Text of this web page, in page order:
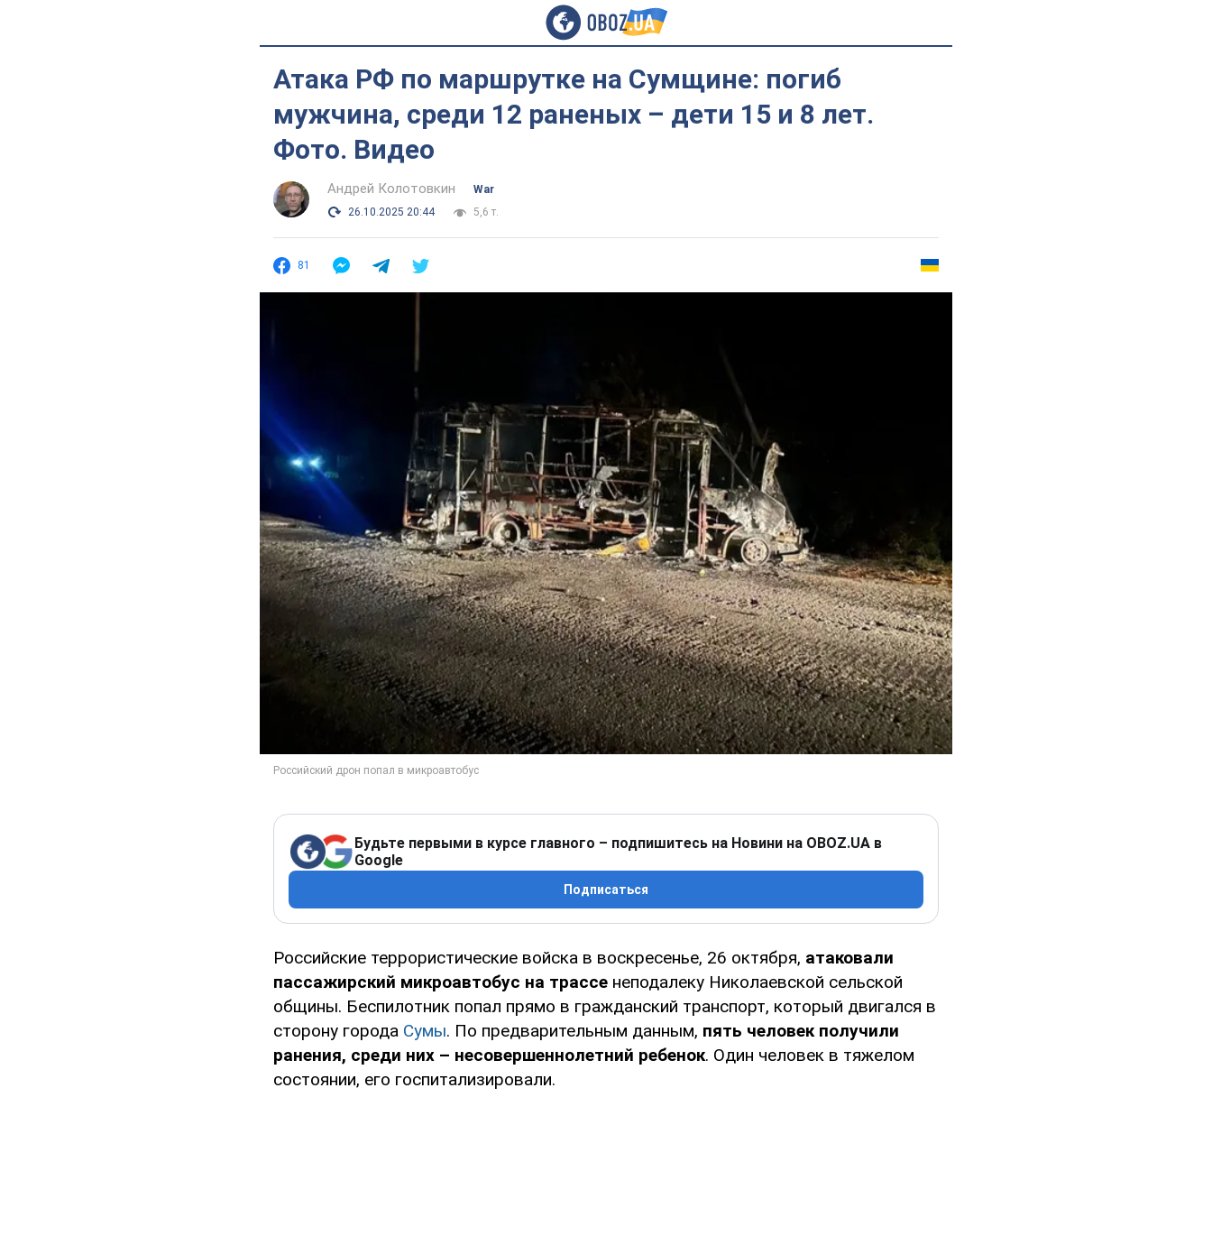
Атака РФ по маршрутке на Сумщине: погиб
мужчина, среди 12 раненых – дети 15 и 8 лет.
Фото. Видео
Андрей Колотовкин
War
26.10.2025 20:44
5,6 т.
81
Будьте первыми в курсе главного – подпишитесь на Новини на OBOZ.UA в
Google
Подписаться
Российские террористические войска в воскресенье, 26 октября, атаковали
пассажирский микроавтобус на трассе неподалеку Николаевской сельской
общины. Беспилотник попал прямо в гражданский транспорт, который двигался в
сторону города Сумы. По предварительным данным, пять человек получили
ранения, среди них – несовершеннолетний ребенок. Один человек в тяжелом
состоянии, его госпитализировали.